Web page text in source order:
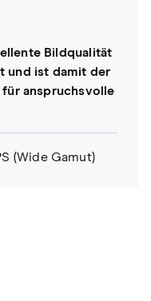
Bildqualität
und ist damit der
anspruchsvolle
(Wide Gamut)